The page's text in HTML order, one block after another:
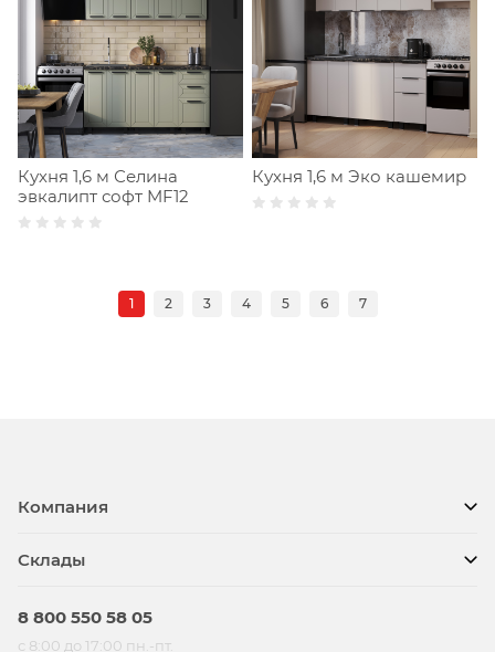
Кухня 1,6 м Селина
эвкалипт софт MF12
Кухня 1,6 м Эко кашемир
1 2 3 4 5 6 7
Компания
Склады
8 800 550 58 05
с 8:00 до 17:00 пн.-пт.